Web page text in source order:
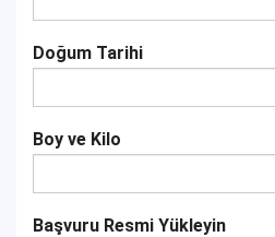
Doğum Tarihi
Boy ve Kilo
Başvuru Resmi Yükleyin